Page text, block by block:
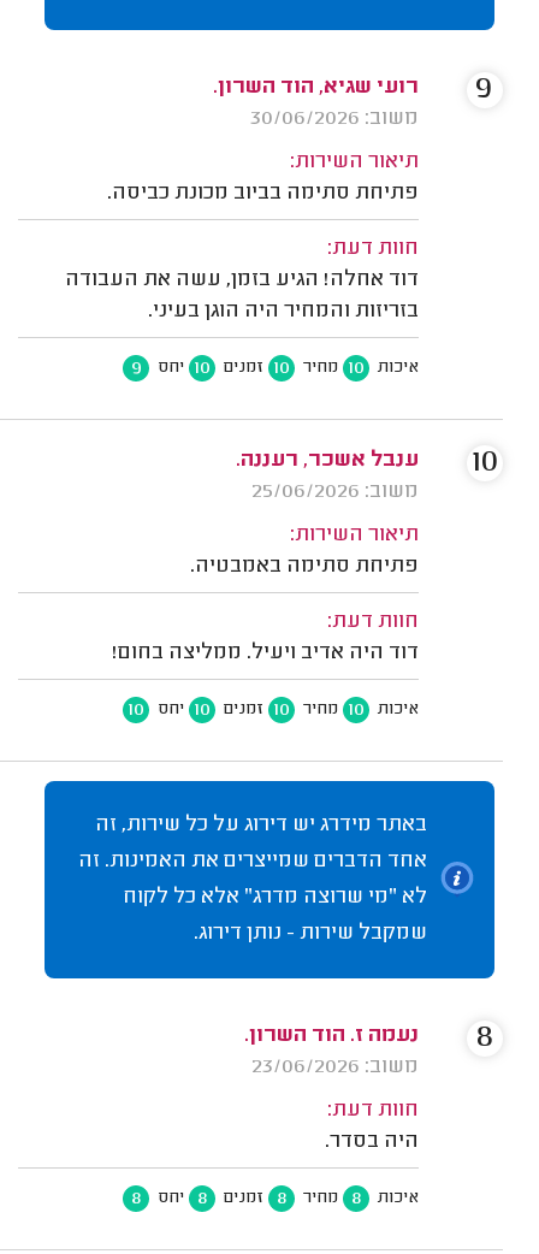
רועי שגיא, הוד השרון.
משוב: 30/06/2026
תיאור השירות:
פתיחת סתימה בביוב מכונת כביסה.
חוות דעת:
דוד אחלה! הגיע בזמן, עשה את העבודה
בזריזות והמחיר היה הוגן בעיני.
איכות 10 מחיר 10 זמנים 10 יחס 9
9
ענבל אשכר, רעננה.
משוב: 25/06/2026
תיאור השירות:
פתיחת סתימה באמבטיה.
חוות דעת:
דוד היה אדיב ויעיל. ממליצה בחום!
איכות 10 מחיר 10 זמנים 10 יחס 10
10
באתר מידרג יש דירוג על כל שירות, זה
אחד הדברים שמייצרים את האמינות. זה
לא "מי שרוצה מדרג" אלא כל לקוח
שמקבל שירות - נותן דירוג.
נעמה ז. הוד השרון.
משוב: 23/06/2026
חוות דעת:
היה בסדר.
איכות 8 מחיר 8 זמנים 8 יחס 8
8